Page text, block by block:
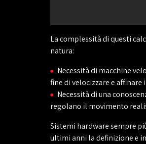
La complessità di questi
natura:
Necessità di macchine
fine di velocizzare e
Necessità di una
regolano il movimento
Sistemi hardware sempre
ultimi anni la definizione e